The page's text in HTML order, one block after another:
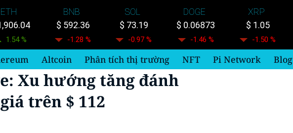
ETH
1.54 %
BNB
$ 592.36
-1.28 %
SOL
$ 73.19
-0.97 %
DOGE
$ 0.06873
-1.46 %
XRP
$ 1.05
-1.50 %
Altcoin Phân tích thị trường NFT Pi Network Blog
Xu hướng tăng đánh
trên $ 112